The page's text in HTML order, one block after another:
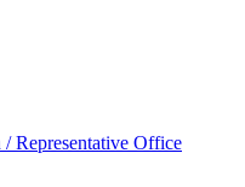
Representative Office